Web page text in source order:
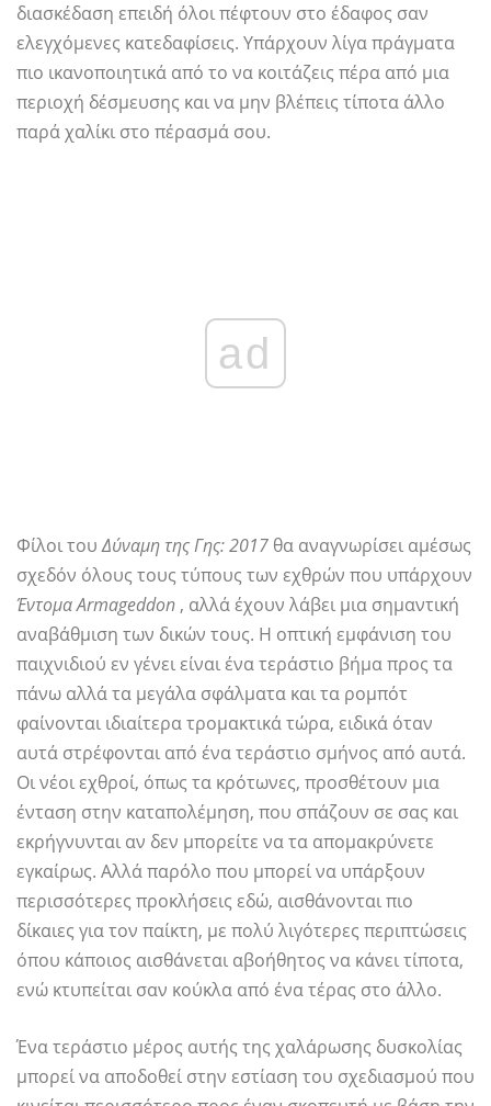
διασκέδαση επειδή όλοι πέφτουν στο έδαφος σαν
ελεγχόμενες κατεδαφίσεις. Υπάρχουν λίγα πράγματα
πιο ικανοποιητικά από το να κοιτάζεις πέρα ​​από μια
περιοχή δέσμευσης και να μην βλέπεις τίποτα άλλο
παρά χαλίκι στο πέρασμά σου.
ad
Φίλοι τουΔύναμη της Γης: 2017 θα αναγνωρίσει αμέσως
σχεδόν όλους τους τύπους των εχθρών που υπάρχουν
Έντομα Armageddon , αλλά έχουν λάβει μια σημαντική
αναβάθμιση των δικών τους. Η οπτική εμφάνιση του
παιχνιδιού εν γένει είναι ένα τεράστιο βήμα προς τα
πάνω αλλά τα μεγάλα σφάλματα και τα ρομπότ
φαίνονται ιδιαίτερα τρομακτικά τώρα, ειδικά όταν
αυτά στρέφονται από ένα τεράστιο σμήνος από αυτά.
Οι νέοι εχθροί, όπως τα κρότωνες, προσθέτουν μια
ένταση στην καταπολέμηση, που σπάζουν σε σας και
εκρήγνυνται αν δεν μπορείτε να τα απομακρύνετε
εγκαίρως. Αλλά παρόλο που μπορεί να υπάρξουν
περισσότερες προκλήσεις εδώ, αισθάνονται πιο
δίκαιες για τον παίκτη, με πολύ λιγότερες περιπτώσεις
όπου κάποιος αισθάνεται αβοήθητος να κάνει τίποτα,
ενώ κτυπείται σαν κούκλα από ένα τέρας στο άλλο.
Ένα τεράστιο μέρος αυτής της χαλάρωσης δυσκολίας
μπορεί να αποδοθεί στην εστίαση του σχεδιασμού που